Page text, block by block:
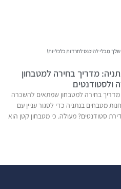
מבלי להיכנס לחרדות כלכליות!
מדריך בחירה למטבחון
מדריך בחירה למטבחון שמתאים להשכרה
מטבחים בנתניה כדי לסגור עניין עם
סטודנטים? מעולה. כי מטבחון קטן הוא